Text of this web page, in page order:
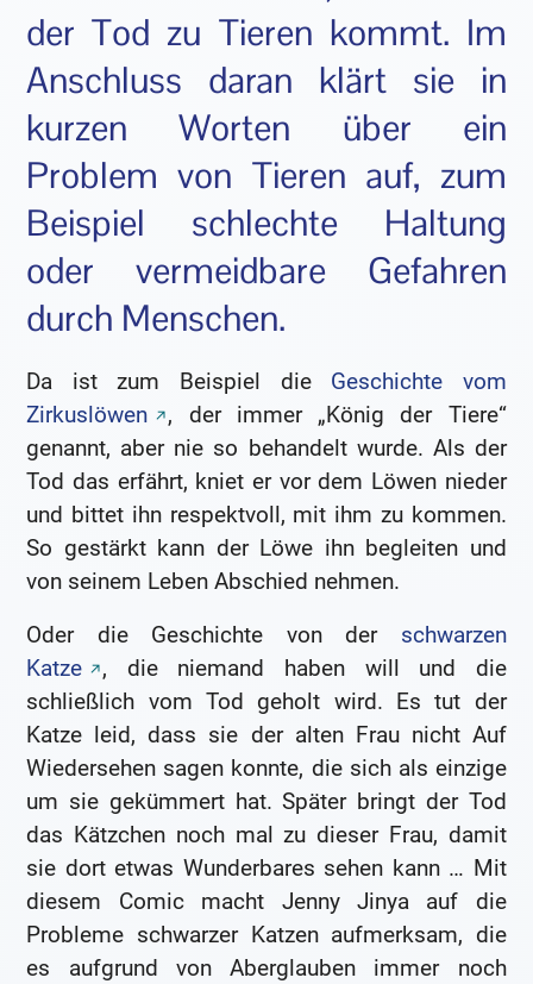
der Tod zu Tieren kommt. Im
Anschluss daran klärt sie in
kurzen Worten über ein
Problem von Tieren auf, zum
Beispiel schlechte Haltung
oder vermeidbare Gefahren
durch Menschen.
Da ist zum Beispiel die Geschichte vom
Zirkuslöwen
, der immer „König der Tiere“
genannt, aber nie so behandelt wurde. Als der
Tod das erfährt, kniet er vor dem Löwen nieder
und bittet ihn respektvoll, mit ihm zu kommen.
So gestärkt kann der Löwe ihn begleiten und
von seinem Leben Abschied nehmen.
Oder die Geschichte von der schwarzen
Katze
, die niemand haben will und die
schließlich vom Tod geholt wird. Es tut der
Katze leid, dass sie der alten Frau nicht Auf
Wiedersehen sagen konnte, die sich als einzige
um sie gekümmert hat. Später bringt der Tod
das Kätzchen noch mal zu dieser Frau, damit
sie dort etwas Wunderbares sehen kann … Mit
diesem Comic macht Jenny Jinya auf die
Probleme schwarzer Katzen aufmerksam, die
es aufgrund von Aberglauben immer noch